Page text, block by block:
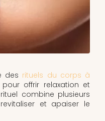
des rituels du corps à
offrir relaxation et
combine plusieurs
et apaiser le